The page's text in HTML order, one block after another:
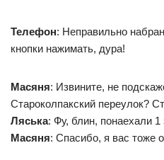
Телефон: Неправильно
кнопки нажимать, дура!
Масяня: Извините, не
Староколпакский переулок?
Ляська: Фу, блин, понаехали 1
Масяня: Спасибо, я вас тоже